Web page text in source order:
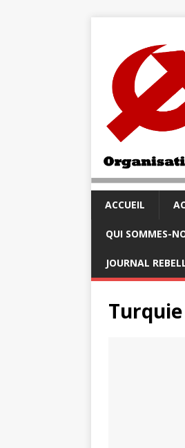
ACCUEIL
QUI SOMMES-
JOURNAL
Turquie